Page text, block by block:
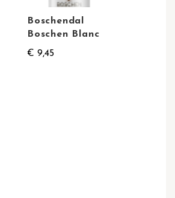
Boschendal
Boschen Blanc
€ 9,45